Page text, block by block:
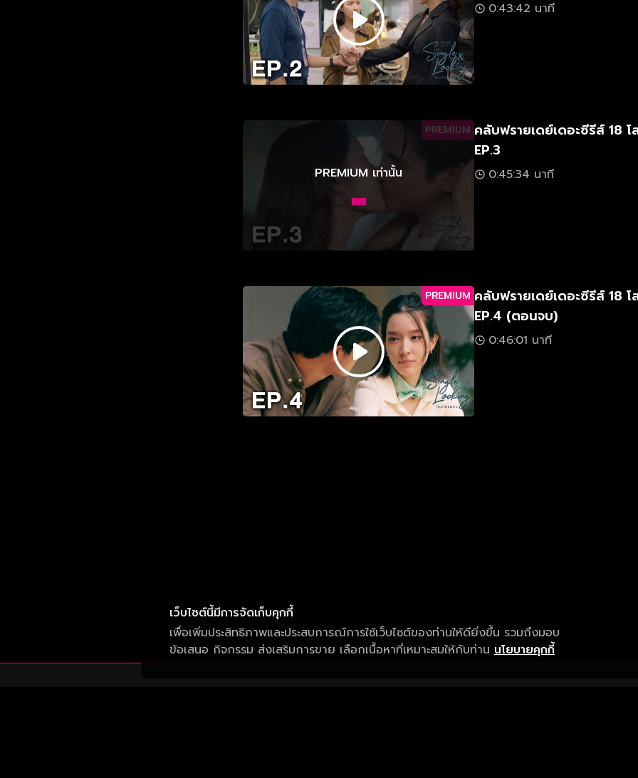
0:43:42 นาที
PREMIUM
PREMIUM เท่านั้น
คลับฟรายเดย์เดอะซีรีส์ 18
EP.3
0:45:34 นาที
PREMIUM คลับฟรายเดย์เดอะซีรีส์ 18
EP.4 (ตอนจบ)
0:46:01 นาที
เว็บไซต์นี้มีการจัดเก็บคุกกี้
เพื่อเพิ่มประสิทธิภาพและประสบการณ์การใช้เว็บไซต์ของท่านให้ดียิ่งขึ้น รวมถึงมอบ
ข้อเสนอ กิจกรรม ส่งเสริมการขาย เลือกเนื้อหาที่เหมาะสมให้กับท่าน นโยบายคุกกี้